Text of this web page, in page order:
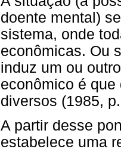
doente mental)
sistema, onde
econômicas. Ou
induz um ou
econômico é
diversos (1985,
A partir desse
estabelece uma